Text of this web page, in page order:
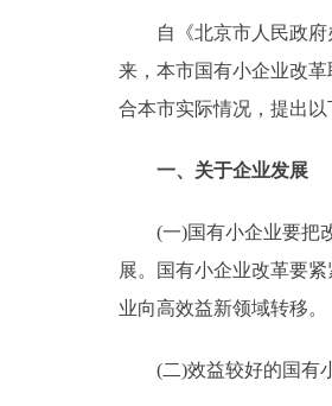
12345网
北京概况
自《北京市人民政府办
来，本市国有小企业改
合本市实际情况，提出以
一、关于企业发展
(一)国有小企业要把改
展。国有小企业改革要
业向高效益新领域转移。
(二)效益较好的国有小